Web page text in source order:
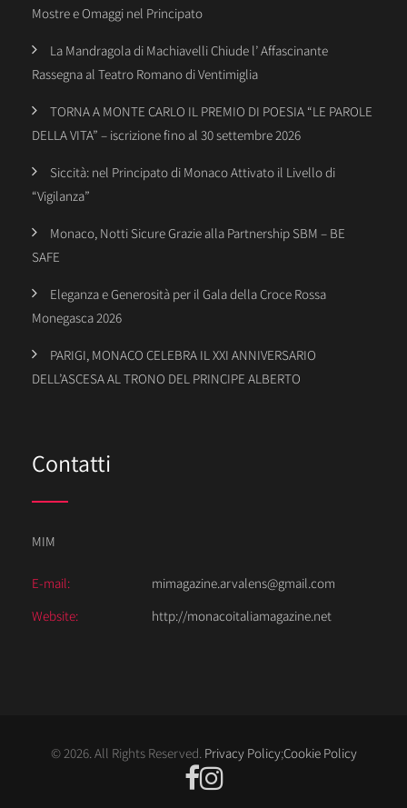
Mostre e Omaggi nel Principato
La Mandragola di Machiavelli Chiude l’ Affascinante
Rassegna al Teatro Romano di Ventimiglia
TORNA A MONTE CARLO IL PREMIO DI POESIA “LE PAROLE
DELLA VITA” – iscrizione fino al 30 settembre 2026
Siccità: nel Principato di Monaco Attivato il Livello di
“Vigilanza”
Monaco, Notti Sicure Grazie alla Partnership SBM – BE
SAFE
Eleganza e Generosità per il Gala della Croce Rossa
Monegasca 2026
PARIGI, MONACO CELEBRA IL XXI ANNIVERSARIO
DELL’ASCESA AL TRONO DEL PRINCIPE ALBERTO
Contatti
MIM
E-mail:
mimagazine.arvalens@gmail.com
Website:
http://monacoitaliamagazine.net
© 2026. All Rights Reserved. Privacy Policy;Cookie Policy